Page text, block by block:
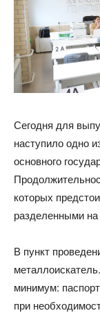
Сегодня для
наступило одно
основного
которых
разделенными на
В пункт
минимум:
при